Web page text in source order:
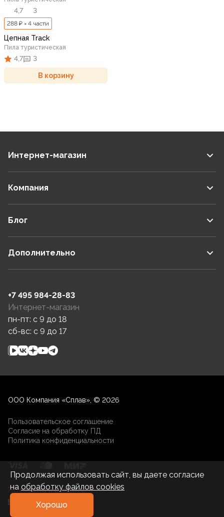
4,7 3
288 ₽ × 4 части
Цепная Track
Пила туристическая
4,7 3
В корзину
Интернет-магазин
Компания
Блог
Дополнительно
+7 495 984-28-83
Интернет-магазин
пн-пт: c 9 до 18
сб-вс: c 9 до 17
ООО Компания «Сплав», © 2026
Пользовательское соглашение
Согласие на обработку ПД
Политика конфиденциальности
Разработка и развитие
Продолжая использовать сайт, вы даете согласие
на обработку файлов cookies
Хорошо